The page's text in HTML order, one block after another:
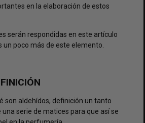
en la elaboración de estos
serán respondidas en este artículo
un poco más de este elemento.
son aldehídos, definición un tanto
serie de matices para que así se